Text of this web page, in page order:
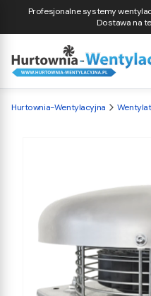
Profesjonalne systemy
Dostawa na
Hurtownia-Wentylacyjna